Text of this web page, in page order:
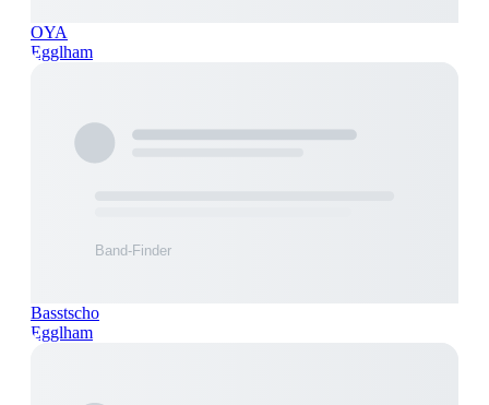
OYA
Egglham
Basstscho
Egglham